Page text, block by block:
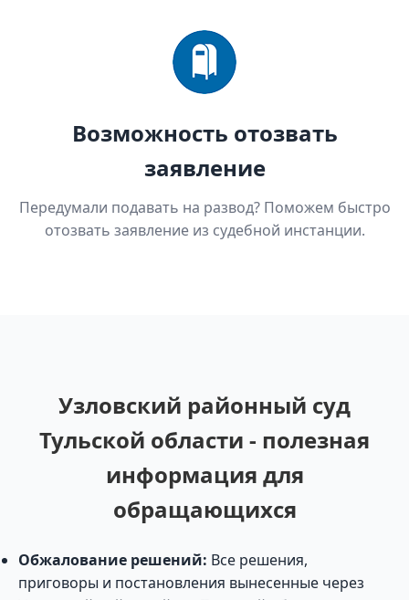
Возможность отозвать
заявление
Передумали подавать на развод? Поможем быстро
отозвать заявление из судебной инстанции.
Узловский районный суд
Тульской области - полезная
информация для
обращающихся
Обжалование решений: Все решения,
приговоры и постановления вынесенные через